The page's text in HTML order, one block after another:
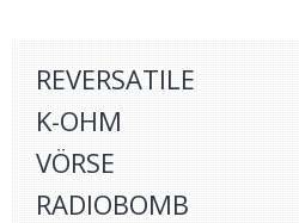
REVERSATILE
K-OHM
VÖRSE
RADIOBOMB